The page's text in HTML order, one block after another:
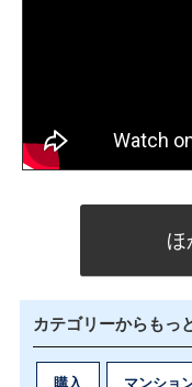
ほ
カテゴリーからもっ
購入 マンショ